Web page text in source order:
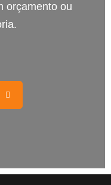
orçamento ou